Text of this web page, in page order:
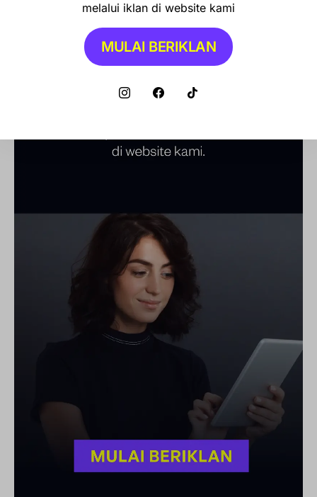
melalui iklan di website kami
MULAI BERIKLAN